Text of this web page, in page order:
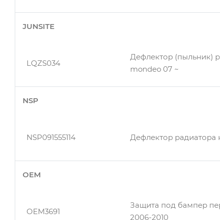
Защита двигателя,
JUNSITE
LQZS034
Дефлектор (пыльник)
mondeo 07 ~
NSP
NSP091555114 Дефлектор радиатора
OEM
OEM3691
Защита под бампер
2006-2010